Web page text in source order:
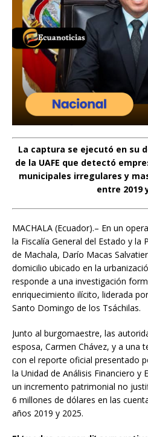
La captura se ejecutó en su
de la UAFE que detectó
municipales irregulares y
entre 2019
MACHALA (Ecuador).– En un
la Fiscalía General del Estado y la
de Machala, Darío Macas
domicilio ubicado en la
responde a una investigación
enriquecimiento ilícito, liderada
Santo Domingo de los Tsáchilas.
Junto al burgomaestre, las
esposa, Carmen Chávez, y a una
con el reporte oficial presentado
la Unidad de Análisis Financiero y
un incremento patrimonial no
6 millones de dólares en las
años 2019 y 2025.